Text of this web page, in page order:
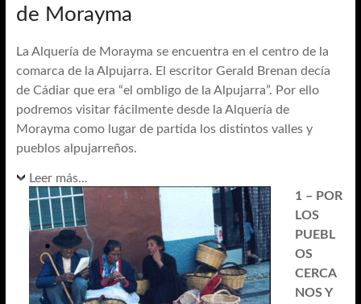
de Morayma
La Alquería de Morayma se encuentra en el centro de la
comarca de la Alpujarra. El escritor Gerald Brenan decía
de Cádiar que era “el ombligo de la Alpujarra”. Por ello
podremos visitar fácilmente desde la Alquería de
Morayma como lugar de partida los distintos valles y
pueblos alpujarreños.
Leer más...
1 – POR
LOS
PUEBL
OS
CERCA
NOS Y